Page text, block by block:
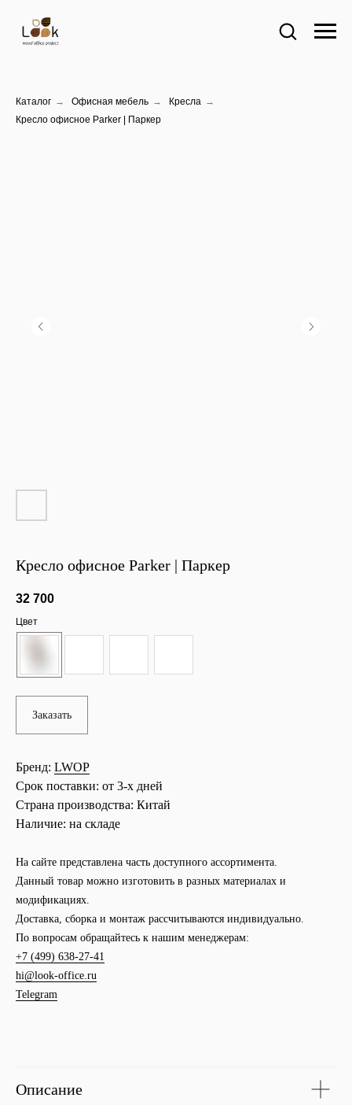
Каталог → Офисная мебель → Кресла →
Кресло офисное Parker | Паркер
Кресло офисное Parker | Паркер
32 700
Цвет
Заказать
Бренд: LWOP
Срок поставки: от 3-х дней
Страна производства: Китай
Наличие: на складе
На сайте представлена часть доступного ассортимента.
Данный товар можно изготовить в разных материалах и
модификациях.
Доставка, сборка и монтаж рассчитываются индивидуально.
По вопросам обращайтесь к нашим менеджерам:
+7 (499) 638-27-41
hi@look-office.ru
Telegram
Описание